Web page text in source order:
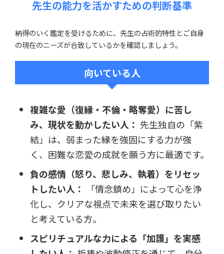
先生の能力を活かすための判断基準
納得のいく鑑定を受けるために、先生の占術的特性とご自身
の現在のニーズが合致しているかを確認しましょう。
向いている人
複雑な愛（復縁・不倫・略奪愛）に苦し
み、現状を動かしたい人： 先生独自の「紫
結」は、弱まった縁を強固にする力が強
く、困難な恋愛の成就を願う方に最適です。
負の感情（怒り、悲しみ、執着）をリセッ
トしたい人：
「情念鎮め」によって心を浄
化し、クリアな視点で未来を選び取りたい
と考えている方。
スピリチュアルな力による「加護」を実感